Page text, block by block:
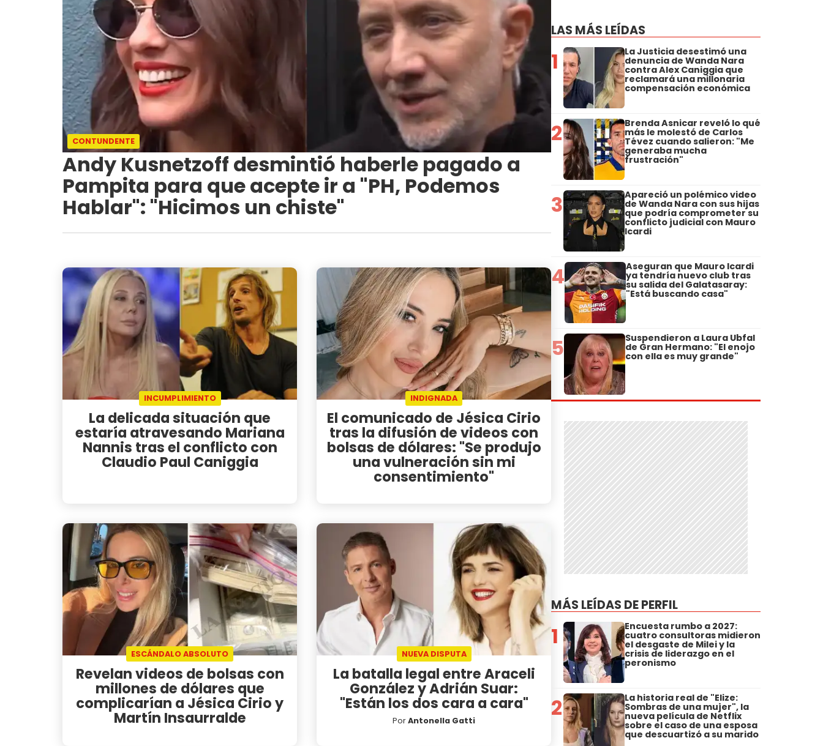
CONTUNDENTE
Andy Kusnetzoff desmintió haberle pagado a
Pampita para que acepte ir a "PH, Podemos
Hablar": "Hicimos un chiste"
INCUMPLIMIENTO
La delicada situación que
estaría atravesando Mariana
Nannis tras el conflicto con
Claudio Paul Caniggia
INDIGNADA
El comunicado de Jésica Cirio
tras la difusión de videos con
bolsas de dólares: "Se produjo
una vulneración sin mi
consentimiento"
ESCÁNDALO ABSOLUTO
Revelan videos de bolsas con
millones de dólares que
complicarían a Jésica Cirio y
Martín Insaurralde
NUEVA DISPUTA
La batalla legal entre Araceli
González y Adrián Suar:
"Están los dos cara a cara"
PorAntonella Gatti
LAS MÁS LEÍDAS
1 La Justicia desestimó una
denuncia de Wanda Nara
contra Alex Caniggia que
reclamará una millonaria
compensación económica
2 Brenda Asnicar reveló lo qué
más le molestó de Carlos
Tévez cuando salieron: "Me
generaba mucha
frustración"
3 Apareció un polémico video
de Wanda Nara con sus hijas
que podría comprometer su
conflicto judicial con Mauro
Icardi
4 Aseguran que Mauro Icardi
ya tendría nuevo club tras
su salida del Galatasaray:
"Está buscando casa"
5 Suspendieron a Laura Ubfal
de Gran Hermano: "El enojo
con ella es muy grande"
MÁS LEÍDAS DE PERFIL
1 Encuesta rumbo a 2027:
cuatro consultoras midieron
el desgaste de Milei y la
crisis de liderazgo en el
peronismo
2 La historia real de "Elize:
Sombras de una mujer", la
nueva película de Netflix
sobre el caso de una esposa
que descuartizó a su marido